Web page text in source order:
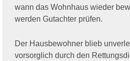
wann das Wohnhaus wieder
werden Gutachter prüfen.
Der Hausbewohner blieb
vorsorglich durch den